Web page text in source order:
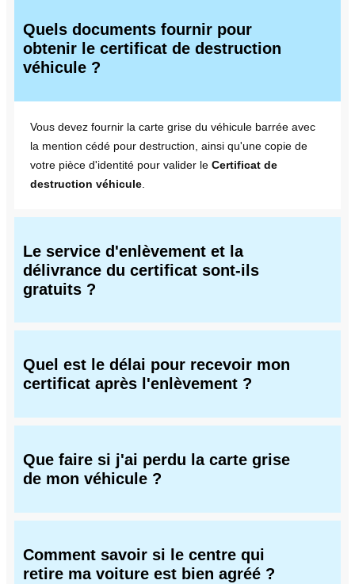
Quels documents fournir pour
obtenir le certificat de destruction
véhicule ?
Vous devez fournir la carte grise du véhicule barrée avec
la mention cédé pour destruction, ainsi qu'une copie de
votre pièce d'identité pour valider le Certificat de
destruction véhicule
Le service d'enlèvement et la
délivrance du certificat sont-ils
gratuits ?
Quel est le délai pour recevoir mon
certificat après l'enlèvement ?
Que faire si j'ai perdu la carte grise
de mon véhicule ?
Comment savoir si le centre qui
retire ma voiture est bien agréé ?